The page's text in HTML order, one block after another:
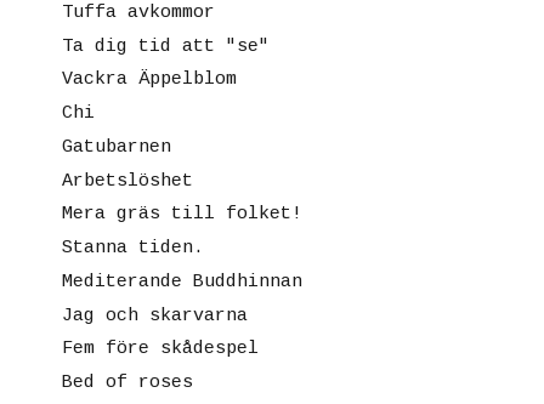
Tuffa avkommor
Ta dig tid att "se"
Vackra Äppelblom
Chi
Gatubarnen
Arbetslöshet
Mera gräs till folket!
Stanna tiden.
Mediterande Buddhinnan
Jag och skarvarna
Fem före skådespel
Bed of roses